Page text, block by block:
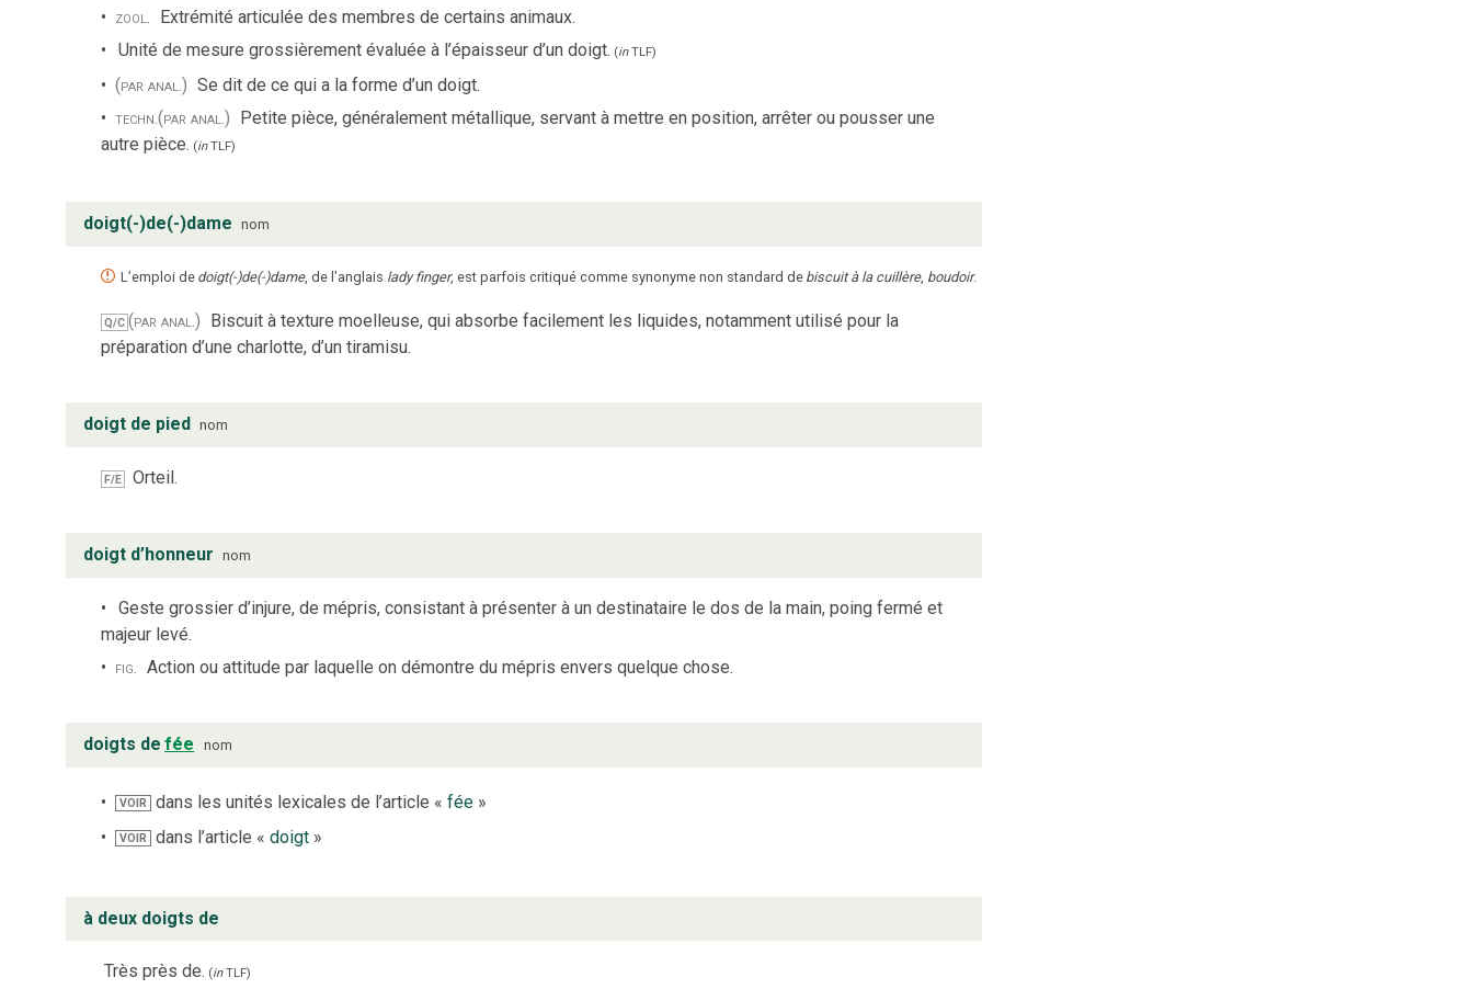
zool. Extrémité articulée des membres de certains animaux.
Unité de mesure grossièrement évaluée à l’épaisseur d’un doigt. (inTLF)
(par anal.) Se dit de ce qui a la forme d’un doigt.
techn.(par anal.) Petite pièce, généralement métallique, servant à mettre en position, arrêter ou pousser une
autre pièce. (inTLF)
doigt(-)de(-)dame nom
L’emploi de doigt(-)de(-)dame, de l'anglais lady finger, est parfois critiqué comme synonyme non standard de biscuit à la cuillère, boudoir.
Q/C (par anal.) Biscuit à texture moelleuse, qui absorbe facilement les liquides, notamment utilisé pour la
préparation d’une charlotte, d’un tiramisu.
doigt de pied nom
F/E Orteil.
doigt d’honneur nom
Geste grossier d’injure, de mépris, consistant à présenter à un destinataire le dos de la main, poing fermé et
majeur levé.
fig. Action ou attitude par laquelle on démontre du mépris envers quelque chose.
doigts de fée nom
VOIR dans les unités lexicales de l’article «fée »
VOIR dans l’article «doigt »
à deux doigts de
Très près de. (inTLF)